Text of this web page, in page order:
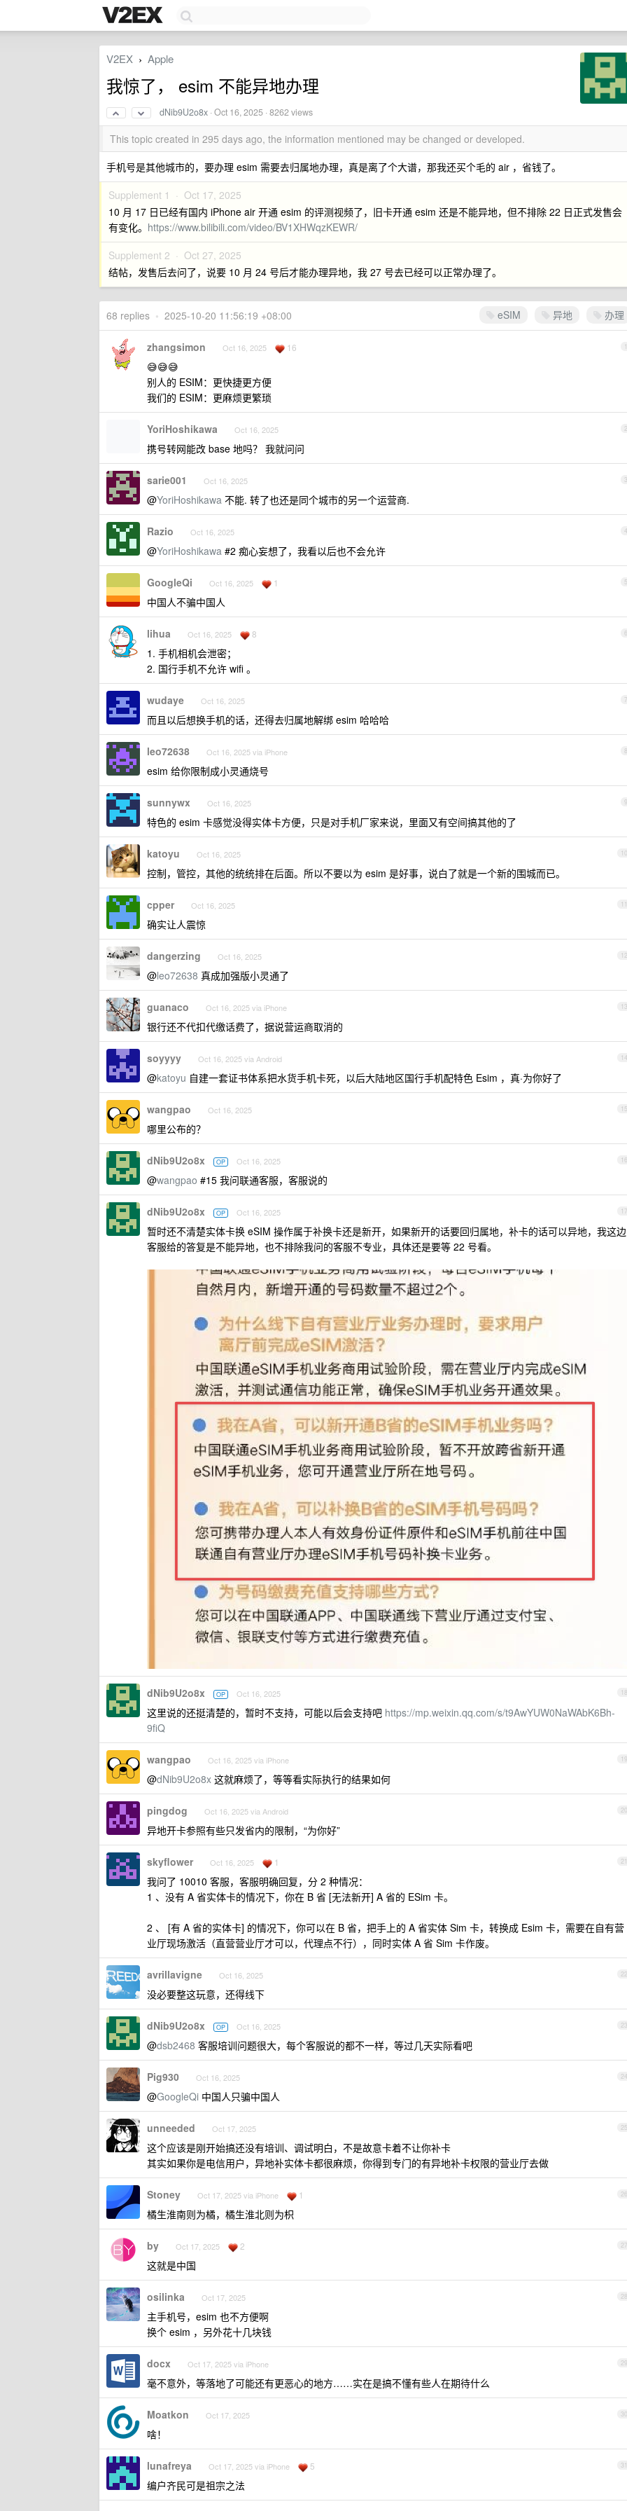
V2EX › Apple
我惊了， esim 不能异地办理
dNib9U2o8x ·Oct 16, 2025 · 8262 views
This topic created in 295 days ago, the information mentioned may be changed or developed.
手机号是其他城市的，要办理 esim 需要去归属地办理，真是离了个大谱，那我还买个毛的 air ，省钱了。
Supplement 1 · Oct 17, 2025
10 月 17 日已经有国内 iPhone air 开通 esim 的评测视频了，旧卡开通 esim 还是不能异地，但不排除 22 日正式发售会
有变化。 https://www.bilibili.com/video/BV1XHWqzKEWR/
Supplement 2 · Oct 27, 2025
结帖，发售后去问了，说要 10 月 24 号后才能办理异地，我 27 号去已经可以正常办理了。
eSIM 异地 办理
68 replies • 2025-10-20 11:56:19 +08:00
1
zhangsimon Oct 16, 2025 16
😅😅😅
别人的 ESIM：更快捷更方便
我们的 ESIM：更麻烦更繁琐
2
YoriHoshikawa Oct 16, 2025
携号转网能改 base 地吗？ 我就问问
3
sarie001 Oct 16, 2025
@YoriHoshikawa 不能. 转了也还是同个城市的另一个运营商.
4
Razio Oct 16, 2025
@YoriHoshikawa #2 痴心妄想了，我看以后也不会允许
5
GoogleQi Oct 16, 2025 1
中国人不骗中国人
6
lihua Oct 16, 2025 8
1. 手机相机会泄密；
2. 国行手机不允许 wifi 。
7
wudaye Oct 16, 2025
而且以后想换手机的话，还得去归属地解绑 esim 哈哈哈
8
leo72638 Oct 16, 2025 via iPhone
esim 给你限制成小灵通烧号
9
sunnywx Oct 16, 2025
特色的 esim 卡感觉没得实体卡方便，只是对手机厂家来说，里面又有空间搞其他的了
10
katoyu Oct 16, 2025
控制，管控，其他的统统排在后面。所以不要以为 esim 是好事，说白了就是一个新的围城而已。
11
cpper Oct 16, 2025
确实让人震惊
12
dangerzing Oct 16, 2025
@leo72638 真成加强版小灵通了
13
guanaco Oct 16, 2025 via iPhone
银行还不代扣代缴话费了，据说营运商取消的
14
soyyyy Oct 16, 2025 via Android
@katoyu 自建一套证书体系把水货手机卡死，以后大陆地区国行手机配特色 Esim ，真·为你好了
15
wangpao Oct 16, 2025
哪里公布的？
16
dNib9U2o8x OP Oct 16, 2025
@wangpao #15 我问联通客服，客服说的
17
dNib9U2o8x OP Oct 16, 2025
暂时还不清楚实体卡换 eSIM 操作属于补换卡还是新开，如果新开的话要回归属地，补卡的话可以异地，我这边
客服给的答复是不能异地，也不排除我问的客服不专业，具体还是要等 22 号看。
18
dNib9U2o8x OP Oct 16, 2025
这里说的还挺清楚的，暂时不支持，可能以后会支持吧 https://mp.weixin.qq.com/s/t9AwYUW0NaWAbK6Bh-
9fiQ
19
wangpao Oct 16, 2025 via iPhone
@dNib9U2o8x 这就麻烦了，等等看实际执行的结果如何
20
pingdog Oct 16, 2025 via Android
异地开卡参照有些只发省内的限制，“为你好”
21
skyflower Oct 16, 2025 1
我问了 10010 客服，客服明确回复，分 2 种情况：
1 、没有 A 省实体卡的情况下，你在 B 省 [无法新开] A 省的 ESim 卡。
2 、 [有 A 省的实体卡] 的情况下，你可以在 B 省，把手上的 A 省实体 Sim 卡，转换成 Esim 卡，需要在自有营
业厅现场激活（直营营业厅才可以，代理点不行），同时实体 A 省 Sim 卡作废。
22
avrillavigne Oct 16, 2025
没必要整这玩意，还得线下
23
dNib9U2o8x OP Oct 16, 2025
@dsb2468 客服培训问题很大，每个客服说的都不一样，等过几天实际看吧
24
Pig930 Oct 16, 2025
@GoogleQi 中国人只骗中国人
25
unneeded Oct 17, 2025
这个应该是刚开始搞还没有培训、调试明白，不是故意卡着不让你补卡
其实如果你是电信用户，异地补实体卡都很麻烦，你得到专门的有异地补卡权限的营业厅去做
26
Stoney Oct 17, 2025 via iPhone 1
橘生淮南则为橘，橘生淮北则为枳
27
by Oct 17, 2025 2
这就是中国
28
osilinka Oct 17, 2025
主手机号，esim 也不方便啊
换个 esim ，另外花十几块钱
29
docx Oct 17, 2025 via iPhone
毫不意外，等落地了可能还有更恶心的地方……实在是搞不懂有些人在期待什么
30
Moatkon Oct 17, 2025
啥！
31
lunafreya Oct 17, 2025 via iPhone 5
编户齐民可是祖宗之法